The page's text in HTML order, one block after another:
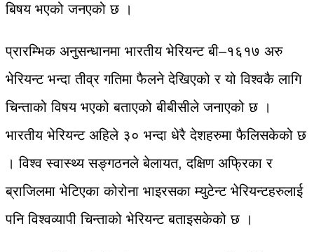
बिषय भएको जनएको छ ।
प्रारम्भिक अनुसन्धानमा भारतीय भेरियन्ट बी–१६१७ अरु
भेरियन्ट भन्दा तीव्र गतिमा फैलने देखिएको र यो विश्वकै लागि
चिन्ताको विषय भएको बताएको बीबीसीले जनाएको छ ।
भारतीय भेरियन्ट अहिले ३० भन्दा धेरै देशहरुमा फैलिसकेको छ
। विश्व स्वास्थ्य सङ्गठनले बेलायत, दक्षिण अफ्रिका र
ब्राजिलमा भेटिएका कोरोना भाइरसका म्युटेन्ट भेरियन्टहरुलाई
पनि विश्वव्यापी चिन्ताको भेरियन्ट बताइसकेको छ ।